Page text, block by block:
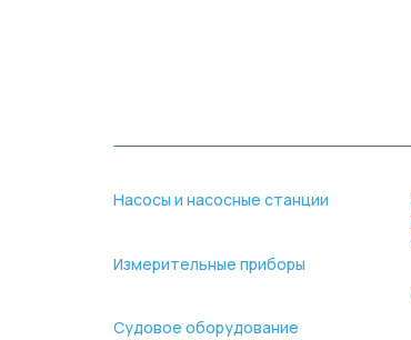
Насосы и насосные станции
Измерительные приборы
Судовое оборудование